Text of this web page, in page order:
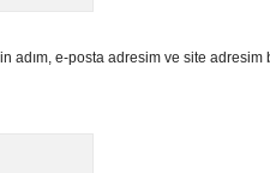
adım, e-posta adresim ve site adresim